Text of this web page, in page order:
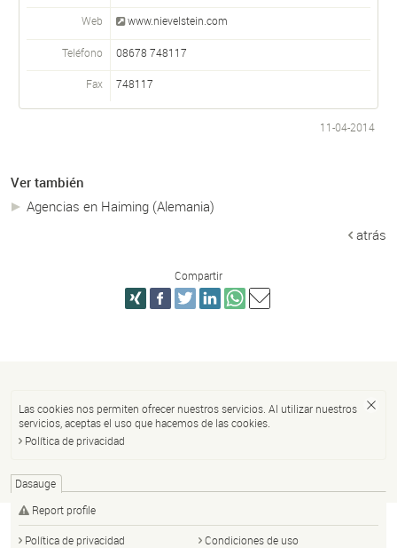
Web www.nievelstein.com
Teléfono 08678 748117
Fax 748117
11-04-2014
Ver también
Agencias en Haiming (Alemania)
atrás
Compartir
Las cookies nos permiten ofrecer nuestros servicios. Al utilizar nuestros
servicios, aceptas el uso que hacemos de las cookies.
Política de privacidad
Dasauge
Report profile
Política de privacidad
Condiciones de uso